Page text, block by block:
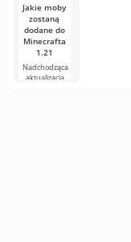
Jakie moby
zostaną
dodane do
Minecrafta
1.21
Nadchodząca
aktualizacja